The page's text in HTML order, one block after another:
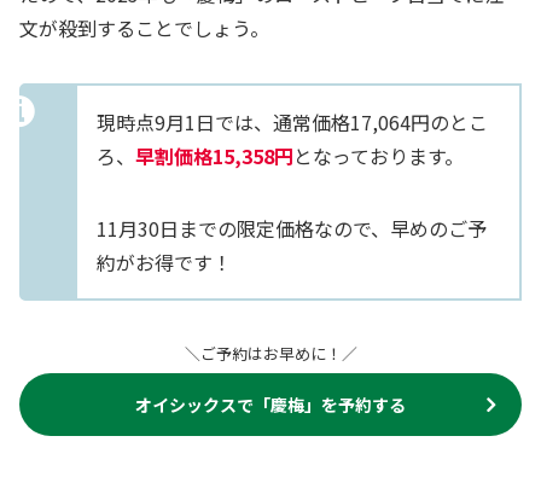
文が殺到することでしょう。
現時点9月1日では、通常価格17,064円のとこ
ろ、 早割価格15,358円となっております。
11月30日までの限定価格なので、早めのご予
約がお得です！
＼ご予約はお早めに！／
オイシックスで「慶梅」を予約する